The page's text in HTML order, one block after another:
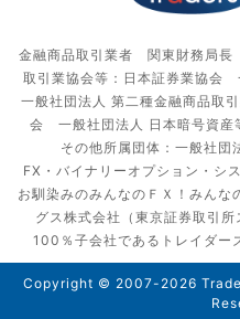
金融商品取引業者 関東財務局
取引業協会等：日本証券業協会
一般社団法人 第二種金融商品取
会 一般社団法人 日本暗号資産
その他所属団体：一般社
FX・バイナリーオプション・シ
お馴染みのみんなのＦＸ！みんな
グス株式会社（東京証券取引
100％子会社であるトレイダー
Copyright © 2007-2026